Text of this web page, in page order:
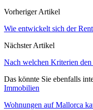
Vorheriger Artikel
Wie entwickelt sich der
Nächster Artikel
Nach welchen Kriterien
Das könnte Sie ebenfalls
Immobilien
Wohnungen auf Mallorca